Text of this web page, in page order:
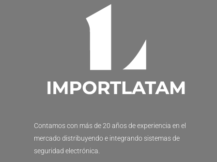
Contamos con más de 20 años de experiencia en el
mercado distribuyendo e integrando sistemas de
seguridad electrónica.